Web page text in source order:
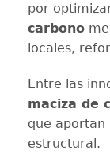
por
carbono
locales,
Entre las
maciza de
que aportan
estructural.